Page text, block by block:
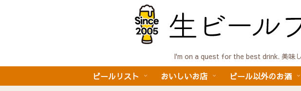
I'm on a quest for the best drink. 美味
ビールリスト おいしいお店 ビール以外のお酒